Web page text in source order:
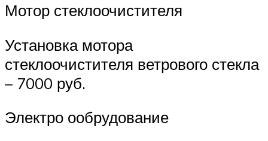
Мотор стеклоочистителя
Установка мотора
стеклоочистителя ветрового стекла
– 7000 руб.
Электро ообрудование